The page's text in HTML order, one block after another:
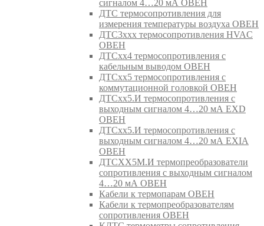
сигналом 4…20 мА ОВЕН
ДТС термосопротивления для
измерения температуры воздуха ОВЕН
ДТС3ххх термосопротивления HVAC
ОВЕН
ДТСхх4 термосопротивления с
кабельным выводом ОВЕН
ДТСхх5 термосопротивления с
коммутационной головкой ОВЕН
ДТСхх5.И термосопротивления с
выходным сигналом 4…20 мА EXD
ОВЕН
ДТСхх5.И термосопротивления с
выходным сигналом 4…20 мА EXIA
ОВЕН
ДТСХХ5М.И термопреобразователи
сопротивления с выходным сигналом
4…20 мА ОВЕН
Кабели к термопарам ОВЕН
Кабели к термопреобразователям
сопротивления ОВЕН